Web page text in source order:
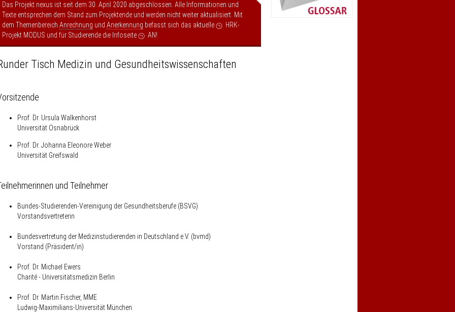
Das Projekt nexus ist seit dem 30. April 2020 abgeschlossen. Alle Informationen und
Texte entsprechen dem Stand zum Projektende und werden nicht weiter aktualisiert. Mit
dem Themenbereich Anrechnung und Anerkennung befasst sich das aktuelle
HRK-
Projekt MODUS und für Studierende die Infoseite AN!
Tisch Medizin und Gesundheits­wissenschaften
Prof. Dr. Ursula Walkenhorst
Universität Osnabrück
Prof. Dr. Johanna Eleonore Weber
Universität Greifswald
und Teilnehmer
Bundes-Studierenden-Vereinigung der Gesundheitsberufe (BSVG)
Vorstandsvertreterin
Bundesvertretung der Medizinstudierenden in Deutschland e.V. (bvmd)
Vorstand (Präsident/in)
Prof. Dr. Michael Ewers
Charité - Universitätsmedizin Berlin
Prof. Dr. Martin Fischer, MME
Ludwig-Maximilians-Universität München